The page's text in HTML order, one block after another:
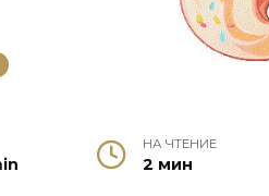
НА ЧТЕНИЕ
2 мин